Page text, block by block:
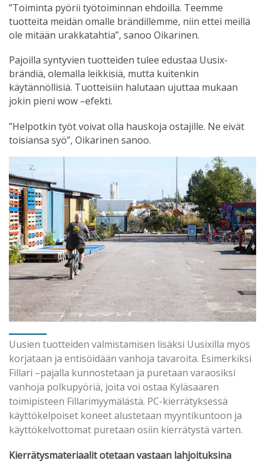
”Toiminta pyörii työtoiminnan ehdoilla. Teemme
tuotteita meidän omalle brändillemme, niin ettei meillä
ole mitään urakkatahtia”, sanoo Oikarinen.
Pajoilla syntyvien tuotteiden tulee edustaa Uusix-
brändiä, olemalla leikkisiä, mutta kuitenkin
käytännöllisiä. Tuotteisiin halutaan ujuttaa mukaan
jokin pieni wow –efekti.
”Helpotkin työt voivat olla hauskoja ostajille. Ne eivät
toisiansa syö”, Oikarinen sanoo.
Uusien tuotteiden valmistamisen lisäksi Uusixilla myös
korjataan ja entisöidään vanhoja tavaroita. Esimerkiksi
Fillari –pajalla kunnostetaan ja puretaan varaosiksi
vanhoja polkupyöriä, joita voi ostaa Kyläsaaren
toimipisteen Fillarimyymälästä. PC-kierrätyksessä
käyttökelpoiset koneet alustetaan myyntikuntoon ja
käyttökelvottomat puretaan osiin kierrätystä varten.
Kierrätysmateriaalit otetaan vastaan lahjoituksina